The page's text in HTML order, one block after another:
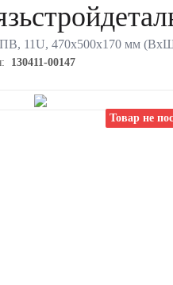
Товар не
11U, 470х500х170 мм
130411-00147